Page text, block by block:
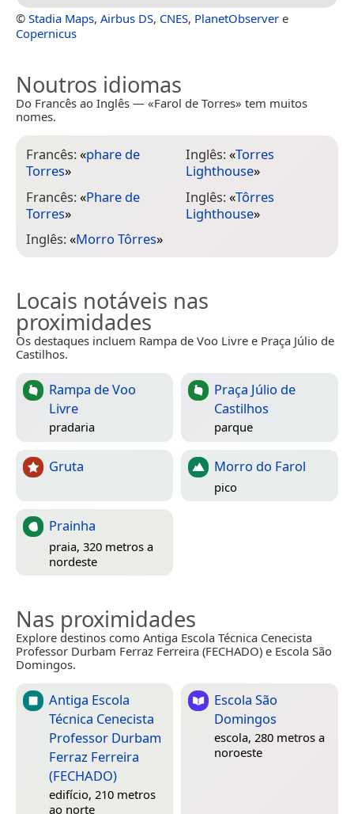
© Stadia Maps, Airbus DS, CNES, PlanetObserver e
Copernicus
Noutros idiomas
Do Francês ao Inglês — «Farol de Torres» tem muitos
nomes.
Francês:«phare de
Torres»
Francês:«Phare de
Torres»
Inglês:«Morro Tôrres»
Inglês:«Torres
Lighthouse»
Inglês:«Tôrres
Lighthouse»
Locais notáveis nas
proximidades
Os destaques incluem Rampa de Voo Livre e Praça Júlio de
Castilhos.
Rampa de Voo
Livre
pradaria
Praça Júlio de
Castilhos
parque
Gruta Morro do Farol
pico
Prainha
praia, 320 metros a
nordeste
Nas proximidades
Explore destinos como Antiga Escola Técnica Cenecista
Professor Durbam Ferraz Ferreira (FECHADO) e Escola São
Domingos.
Antiga Escola
Técnica Cenecista
Professor Durbam
Ferraz Ferreira
(FECHADO)
edifício, 210 metros
ao norte
Escola São
Domingos
escola, 280 metros a
noroeste